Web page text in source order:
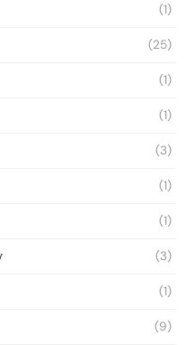
(1)
(25)
(1)
(1)
(3)
(1)
(1)
(3)
(1)
(9)